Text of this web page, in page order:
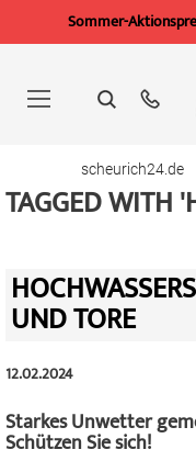
Sommer-
springen
scheurich24.de
TAGGED WITH
UND TORE
12.02.2024
Starkes Unwetter
Schützen Sie sich!